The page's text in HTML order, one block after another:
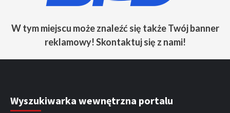
W tym miejscu może znaleźć się także Twój banner
reklamowy! Skontaktuj się z nami!
Wyszukiwarka wewnętrzna portalu